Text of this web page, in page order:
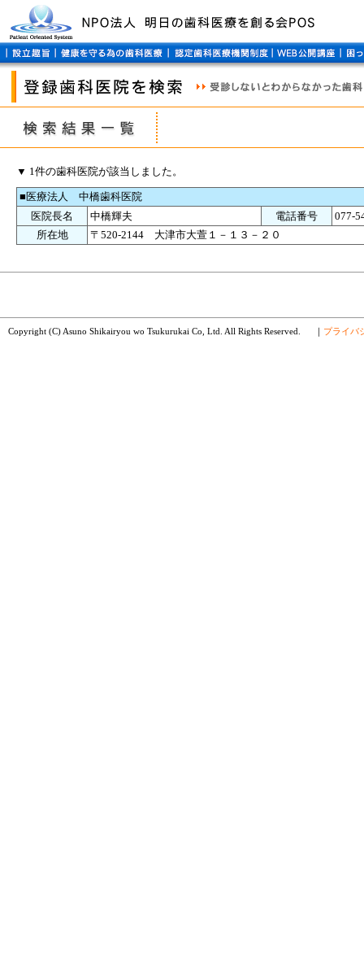
▼ 1件の歯科医院が該当しました。
■医療法人 中橋歯科医院
医院長名
中橋輝夫 電話番号
077-
所在地
〒520-2144 大津市大萱１－１３－２０
Copyright (C) Asuno Shikairyou wo Tsukurukai Co, Ltd. All Rights Reserved. プライバ